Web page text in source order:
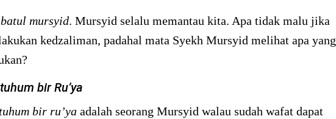
mursyid. Mursyid selalu memantau kita. Apa tidak malu jika
kedzaliman, padahal mata Syekh Mursyid melihat apa yang
bir Ru’ya
bir ru’ya adalah seorang Mursyid walau sudah wafat dapat